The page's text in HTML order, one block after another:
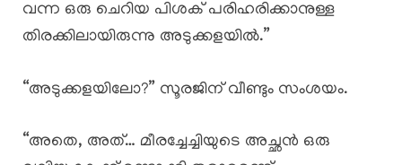
വന്ന ഒരു ചെറിയ പിശക് പരിഹരിക്കാനുള്ള
തിരക്കിലായിരുന്നു അടുക്കളയിൽ.”
“അടുക്കളയിലോ?” സൂരജിന് വീണ്ടും സംശയം.
“അതെ, അത്… മീരച്ചേച്ചിയുടെ അച്ഛൻ ഒരു